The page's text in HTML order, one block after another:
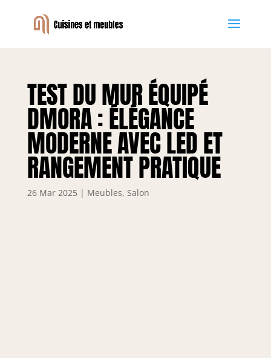
TEST DU MUR ÉQUIPÉ
DMORA : ÉLÉGANCE
MODERNE AVEC LED ET
RANGEMENT PRATIQUE
26 Mar 2025 | Meubles, Salon